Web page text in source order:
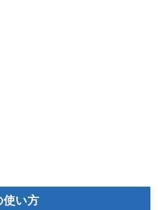
使い方